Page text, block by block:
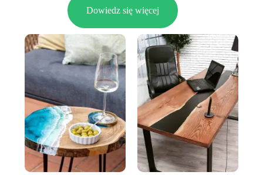
Dowiedz się więcej